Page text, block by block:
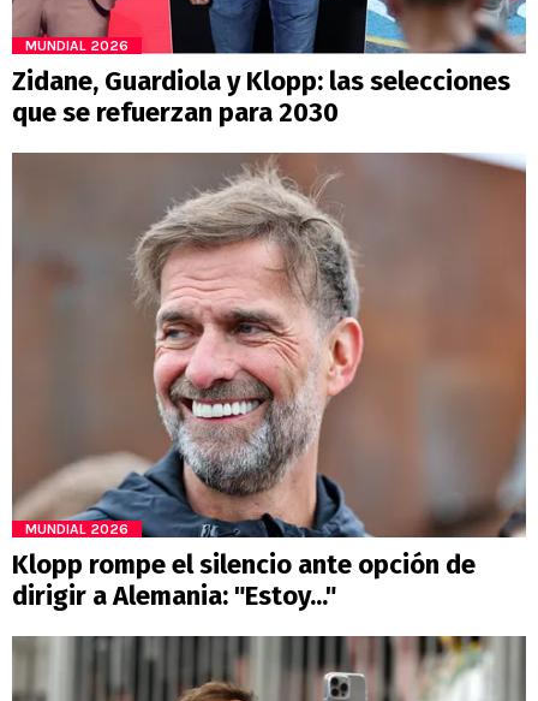
MUNDIAL 2026
Zidane, Guardiola y Klopp: las selecciones
que se refuerzan para 2030
MUNDIAL 2026
Klopp rompe el silencio ante opción de
dirigir a Alemania: "Estoy..."